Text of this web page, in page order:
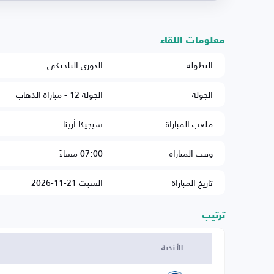
معلومات اللقاء
البطولة
الدوري البلجيكي
الجولة
الجولة 12 - مباراة الذهاب
ملعب المباراة
سيجيكا أرينا
وقت المباراة
07:00 مساءً
تاريخ المباراة
السبت 21-11-2026
ترتيب
الأندية